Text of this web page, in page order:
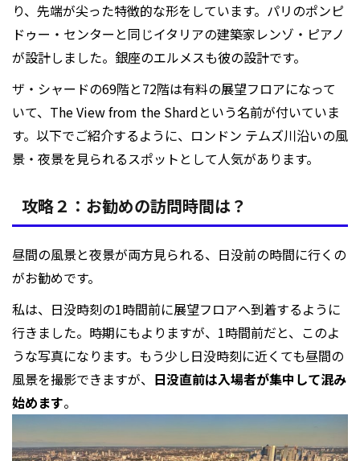
り、先端が尖った特徴的な形をしています。パリのポンピ
ドゥー・センターと同じイタリアの建築家レンゾ・ピアノ
が設計しました。銀座のエルメスも彼の設計です。
ザ・シャードの69階と72階は有料の展望フロアになって
いて、The View from the Shardという名前が付いていま
す。以下でご紹介するように、ロンドン テムズ川沿いの風
景・夜景を見られるスポットとして人気があります。
攻略２：お勧めの訪問時間は？
昼間の風景と夜景が両方見られる、日没前の時間に行くの
がお勧めです。
私は、日没時刻の1時間前に展望フロアへ到着するように
行きました。時期にもよりますが、1時間前だと、このよ
うな写真になります。もう少し日没時刻に近くても昼間の
風景を撮影できますが、 日没直前は入場者が集中して混み
始めます。